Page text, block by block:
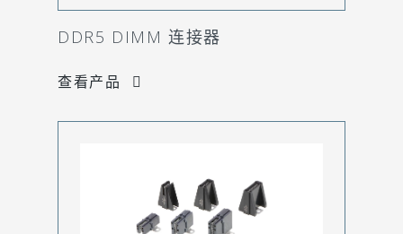
DDR5 DIMM 连接器
查看产品